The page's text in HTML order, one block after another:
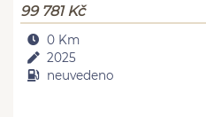
99 781 Kč
0 Km
2025
neuvedeno